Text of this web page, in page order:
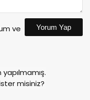
ve
Yorum Yap
misiniz?